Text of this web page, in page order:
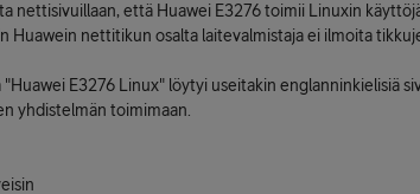
nettisivuillaan, että Huawei E3276 toimii Linuxin
Huawein nettitikun osalta laitevalmistaja ei ilmoita
E3276 Linux" löytyi useitakin englanninkielisiä
yhdistelmän toimimaan.